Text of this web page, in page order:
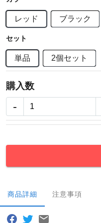
レッド ブラック
セット
単品 2個セット
購入数
-
商品詳細 注意事項